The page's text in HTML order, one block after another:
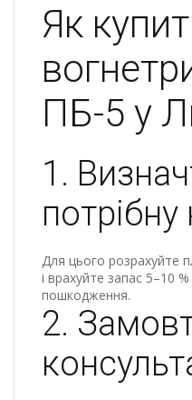
Як
ПБ-5 у
1.
потрібну
Для цього розрахуйте
і врахуйте запас 5–10
пошкодження.
2.